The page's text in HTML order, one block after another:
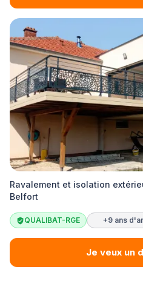
Ravalement et isolation
Belfort
QUALIBAT-RGE +9 ans
Je veux un